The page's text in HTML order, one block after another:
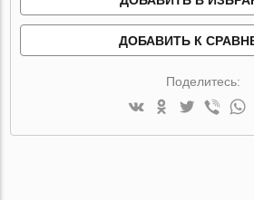
ДОБАВИТЬ К
Поделитесь: